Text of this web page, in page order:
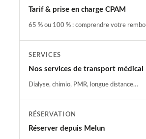
Tarif & prise en charge CPAM
65 % ou 100 % : comprendre votre
SERVICES
Nos services de transport médical
Dialyse, chimio, PMR, longue distance…
RÉSERVATION
Réserver depuis Melun